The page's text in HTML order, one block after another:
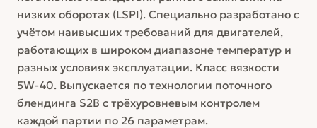
низких оборотах (LSPI). Специально разработано с
учётом наивысших требований для двигателей,
работающих в широком диапазоне температур и
разных условиях эксплуатации. Класс вязкости
5W-40. Выпускается по технологии поточного
блендинга S2B с трёхуровневым контролем
каждой партии по 26 параметрам.